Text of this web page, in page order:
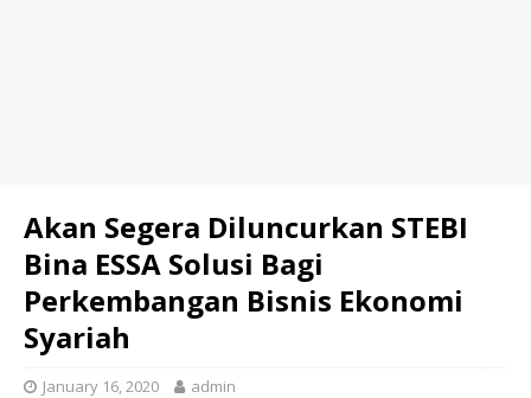
Akan Segera Diluncurkan STEBI
Bina ESSA Solusi Bagi
Perkembangan Bisnis Ekonomi
Syariah
January 16, 2020 admin